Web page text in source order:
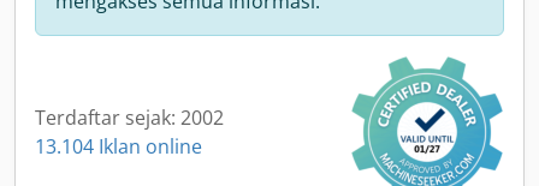
Terdaftar sejak: 2002
13.104 Iklan online